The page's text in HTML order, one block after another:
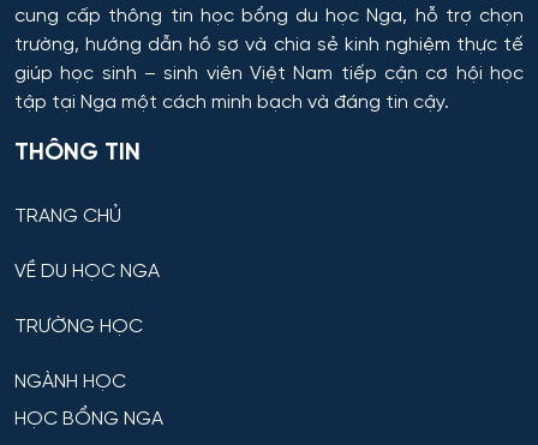
Hóa học
Hóa học cơ bản và ứng dụng
Hóa học, Vật lý và Cơ học Vật liệu
Hóa nông và khoa học đất nông nghiệp
Hệ thống an ninh thông tin – phân tích
cung cấp thông tin học bổng du học Nga, hỗ trợ chọn
trường, hướng dẫn hồ sơ và chia sẻ kinh nghiệm thực tế
giúp học sinh – sinh viên Việt Nam tiếp cận cơ hội học
tập tại Nga một cách minh bạch và đáng tin cậy.
THÔNG TIN
TRANG CHỦ
VỀ DU HỌC NGA
TRƯỜNG HỌC
NGÀNH HỌC
HỌC BỔNG NGA